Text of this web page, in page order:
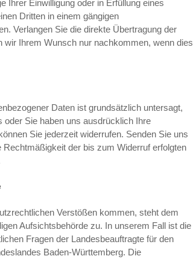
Ihrer Einwilligung oder in Erfüllung eines
Dritten in einem gängigen
Verlangen Sie die direkte Übertragung der
wir Ihrem Wunsch nur nachkommen, wenn dies
Daten ist grundsätzlich untersagt,
Sie haben uns ausdrücklich Ihre
Sie jederzeit widerrufen. Senden Sie uns
der bis zum Widerruf erfolgten
Verstößen kommen, steht dem
Aufsichtsbehörde zu. In unserem Fall ist die
Fragen der Landesbeauftragte für den
Baden-Württemberg. Die